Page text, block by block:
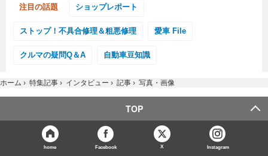
注目の話題 ショップレポート
ストップ！不具合修理＆粗悪修理 愛車 File
クルマの疑問Q＆A 自動車豆知識
ホーム › 特集記事 › インタビュー › 記事 › 写真・画像
TOP
home Facebook X Instagram